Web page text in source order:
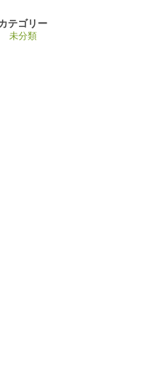
テゴリー
未分類